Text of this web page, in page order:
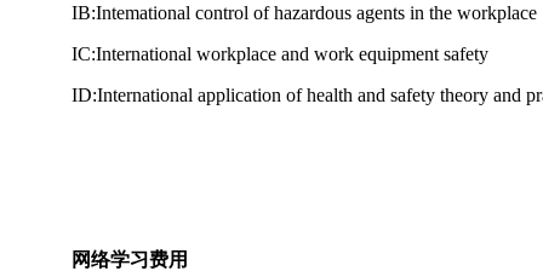
IB:Intemational control of hazardous agents in the workplace
IC:International workplace and work equipment safety
ID:International application of health and safety theory and
网络学习费用